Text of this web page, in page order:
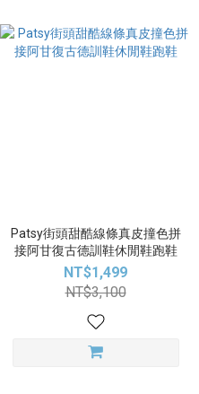
Patsy街頭甜酷線條真皮撞色拼
接阿甘復古德訓鞋休閒鞋跑鞋
NT$1,499
NT$3,100